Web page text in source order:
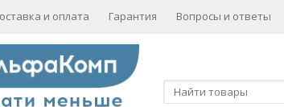
и оплата Гарантия Вопросы и ответы